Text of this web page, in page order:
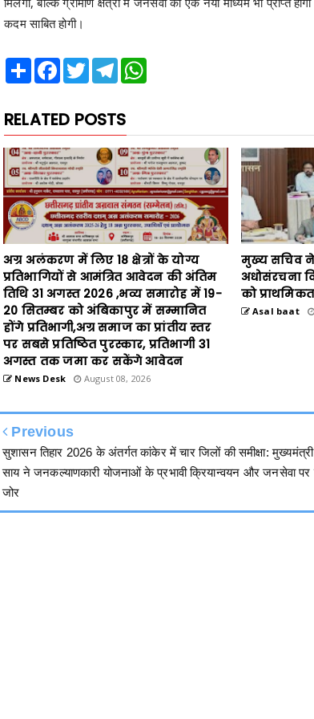
कदम साबित होगी।
Share Facebook
Twitter Telegram
RELATED POSTS
अग्र अलंकरण में लिए 18 क्षेत्रों के योग्य
प्रतिभागियों से आमंत्रित आवेदन की अंतिम
तिथि 31 अगस्त 2026 ,भव्य समारोह में 19-
20 सितम्बर को अंबिकापुर में सम्मानित
होंगे प्रतिभागी,अग्र समाज का प्रांतीय स्तर
पर सबसे प्रतिष्ठित पुरस्कार, प्रतिभागी 31
अगस्त तक जमा कर सकेंगे आवेदन
News Desk August 08, 2026
मुख्य सचिव ने
अधोसंरचना
को
Asal baat
Previous
सुशासन तिहार 2026 के अंतर्गत कांकेर में चार जिलों की समीक्षा:
साय ने जनकल्याणकारी योजनाओं के प्रभावी क्रियान्वयन और जनसेवा पर
जोर